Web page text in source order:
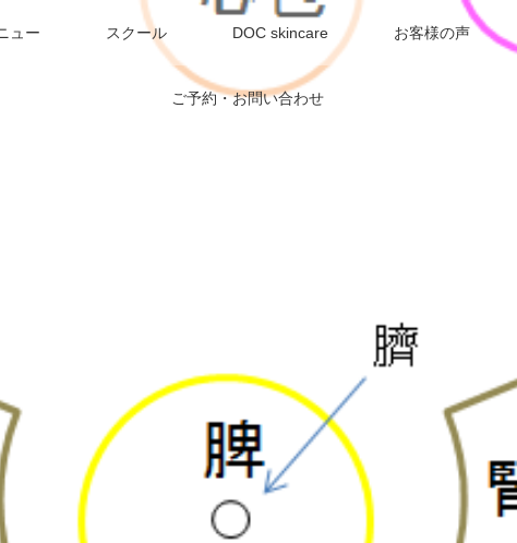
ュー スクール DOC skincare お客様の声
ご予約・お問い合わせ